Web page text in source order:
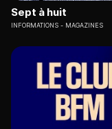
Sept à huit
INFORMATIONS MAGAZINES